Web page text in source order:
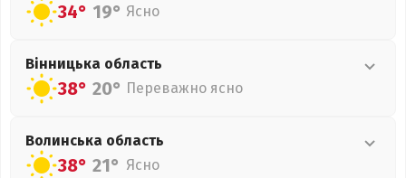
34° 19° Ясно
Вінницька область
38° 20° Переважно ясно
Волинська область
38° 21° Ясно